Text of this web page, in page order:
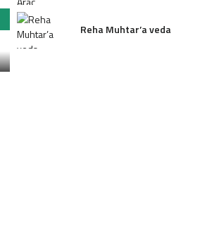
KAZDAĞLARI’NIN
Reha Muhtar’a veda